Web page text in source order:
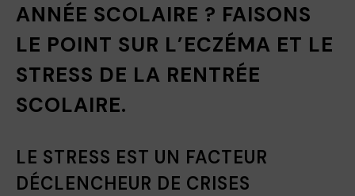
ANNÉE SCOLAIRE ? FAISONS
LE POINT SUR L’ECZÉMA ET LE
STRESS DE LA RENTRÉE
SCOLAIRE.
LE STRESS EST UN FACTEUR
DÉCLENCHEUR DE CRISES